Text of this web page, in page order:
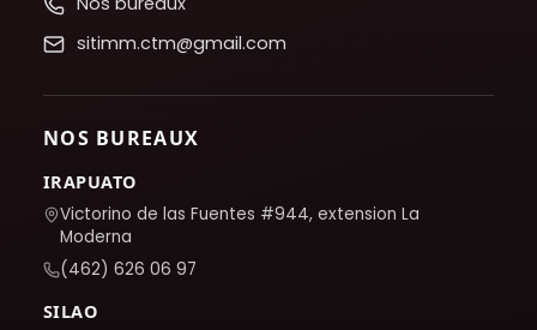
sitimm.ctm@gmail.com
NOS BUREAUX
IRAPUATO
Victorino de las Fuentes #944, extension La
Moderna
(462) 626 06 97
SILAO